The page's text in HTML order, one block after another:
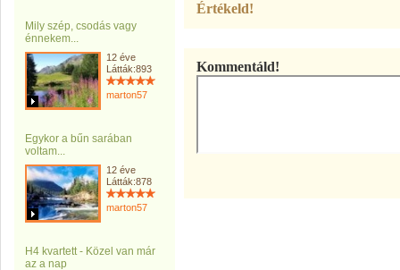
Mily szép, csodás vagy
énnekem...
12 éve
Látták:893
marton57
Egykor a bűn sarában
voltam...
12 éve
Látták:878
marton57
H4 kvartett - Közel van már
az a nap
Értékeld!
Kommentáld!